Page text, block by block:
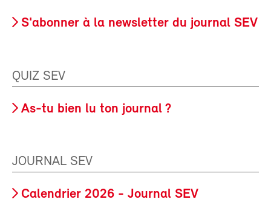
S'abonner à la newsletter du journal SEV
QUIZ SEV
As-tu bien lu ton journal ?
JOURNAL SEV
Calendrier 2026 - Journal SEV